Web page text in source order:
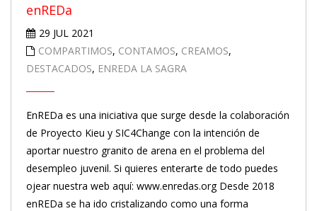
enREDa
29 JUL 2021
COMPARTIMOS, CONTAMOS, CREAMOS,
DESTACADOS, ENREDA LA SAGRA
EnREDa es una iniciativa que surge desde la colaboración
de Proyecto Kieu y SIC4Change con la intención de
aportar nuestro granito de arena en el problema del
desempleo juvenil. Si quieres enterarte de todo puedes
ojear nuestra web aquí: www.enredas.org Desde 2018
enREDa se ha ido cristalizando como una forma